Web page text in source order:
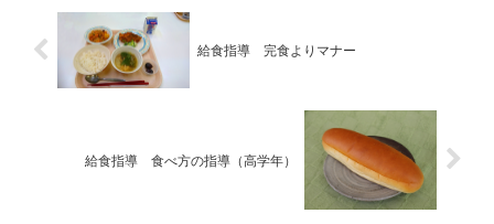
給食指導 完食よりマナー
給食指導 食べ方の指導（高学年）